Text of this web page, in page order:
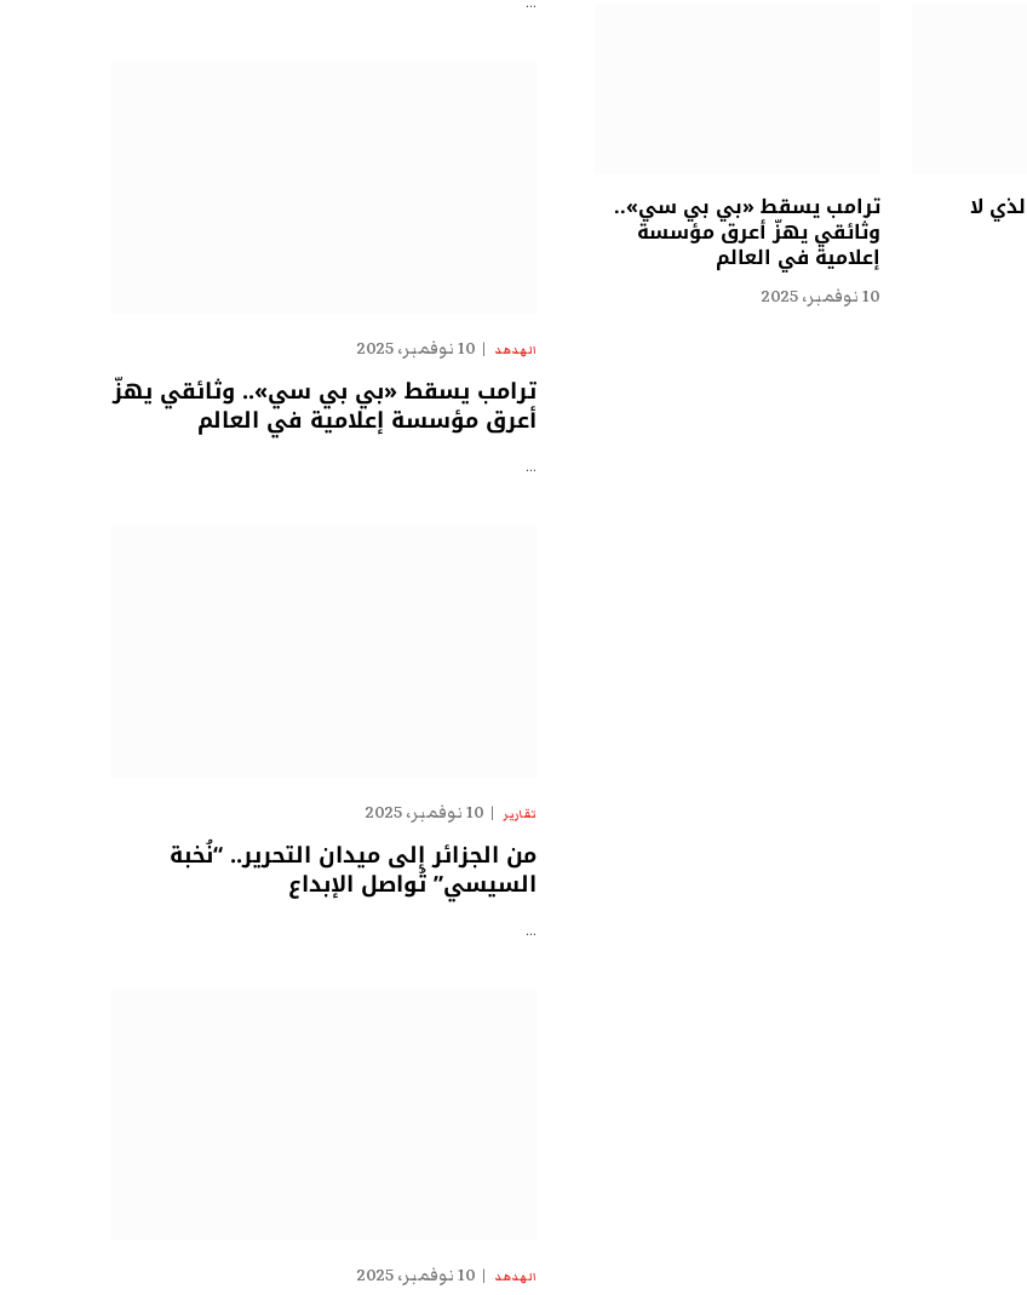
لا ترامب يسقط «بي بي سي»..
وثائقي يهزّ أعرق مؤسسة
إعلامية في العالم
10 نوفمبر، 2025
الهدهد 10 نوفمبر، 2025
ترامب يسقط «بي بي سي».. وثائقي يهزّ
أعرق مؤسسة إعلامية في العالم
…
تقارير 10 نوفمبر، 2025
من الجزائر إلى ميدان التحرير.. “نُخبة
السيسي” تُواصل الإبداع
…
الهدهد 10 نوفمبر، 2025